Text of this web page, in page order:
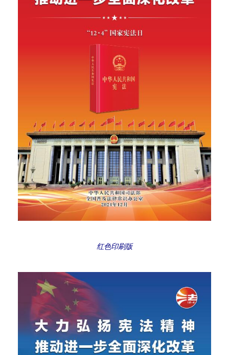
红色印刷版